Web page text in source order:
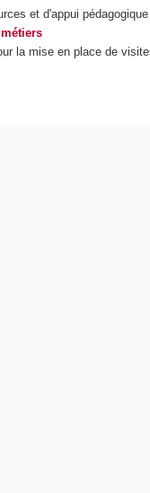
et d'appui
la mise en place de